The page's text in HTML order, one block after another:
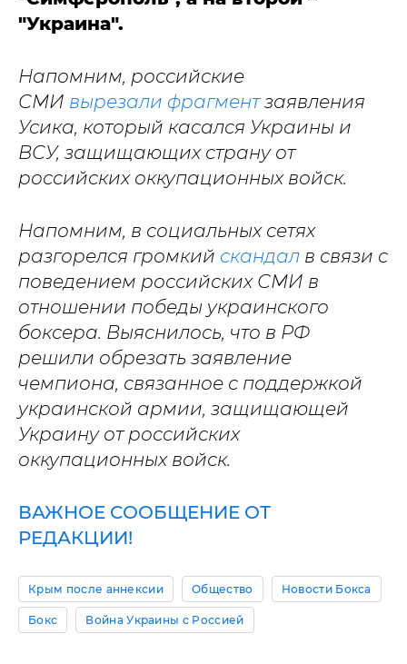
"Украина".
Напомним, российские
СМИ вырезали фрагментзаявления
Усика, который касался Украины и
ВСУ, защищающих страну от
российских оккупационных войск.
Напомним, в социальных сетях
разгорелся громкий скандал в связи с
поведением российских СМИ в
отношении победы украинского
боксера. Выяснилось, что в РФ
решили обрезать заявление
чемпиона, связанное с поддержкой
украинской армии, защищающей
Украину от российских
оккупационных войск.
ВАЖНОЕ СООБЩЕНИЕ ОТ
РЕДАКЦИИ!
Крым после аннексии Общество Новости Бокса
Бокс Война Украины с Россией